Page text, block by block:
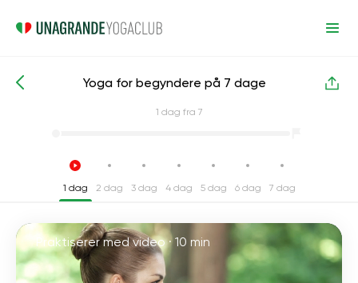
Intensive yogakurser Fleksibilitet
Yoga for begyndere på 7 dage
1 dag fra 7
1 dag 2 dag 3 dag 4 dag 5 dag 6 dag 7 dag
Praktiserer med video ·10 min